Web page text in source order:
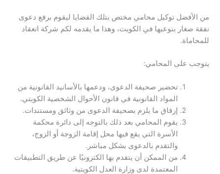
من الأفضل توكيل محامي مختص بتلك القضايا ليقوم برفع دعوى
نفقة صغار بنوعيها في الكويت، وهذا ما يقدمه لكم شركة انعقاد
للمحاماة.
يتوجب على المحامي:
تحضير صحيفة الدعوى، ودعمها بالأسانيد القانونية من
المواد القانونية في قانون الأحوال الشخصية الكويتي.
إرفاق ما يلزم بصحيفة الدعوى من وثائق ومستندات.
يقوم المحامي بعد ذلك بالتوجه إلى دائرة محكمة
الأسرة التي يقع فيها محل إقامة الزوجة أو الزوج،
والتقدم بالدعوى بشكل مباشر.
من الممكن أن يتقدم بها الكترونيًا عن طريق التطبيقات
المعتمدة لدى وزارة العدل الكويتية.